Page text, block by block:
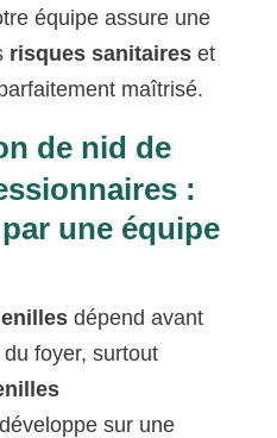
équipe assure une
risques sanitaires et
maîtrisé.
de nid de
:
une équipe
dépend avant
foyer, surtout
sur une